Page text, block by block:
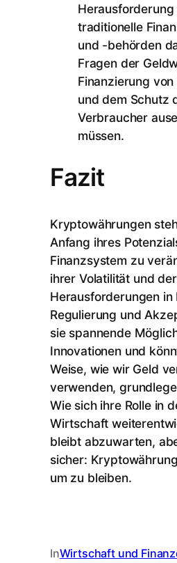
Herausforderung
traditionelle
und -behörden
Fragen der
Finanzierung
und dem Schutz
Verbraucher
müssen.
Fazit
Kryptowährungen
Anfang ihres
Finanzsystem zu
ihrer Volatilität und der
Herausforderungen in
Regulierung und
sie spannende
Innovationen und
Weise, wie wir Geld
verwenden,
Wie sich ihre Rolle in
Wirtschaft
bleibt abzuwarten,
sicher:
um zu bleiben.
InWirtschaft und